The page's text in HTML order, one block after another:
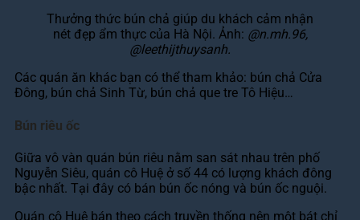
Thưởng thức bún chả giúp du khách cảm nhận
nét đẹp ẩm thực của Hà Nội. Ảnh: @n.mh.96,
@leethijthuysanh.
Các quán ăn khác bạn có thể tham khảo: bún chả Cửa
Đông, bún chả Sinh Từ, bún chả que tre Tô Hiệu…
Bún riêu ốc
Giữa vô vàn quán bún riêu nằm san sát nhau trên phố
Nguyễn Siêu, quán cô Huệ ở số 44 có lượng khách đông
bậc nhất. Tại đây có bán bún ốc nóng và bún ốc nguội.
Quán cô Huệ bán theo cách truyền thống nên một bát chỉ